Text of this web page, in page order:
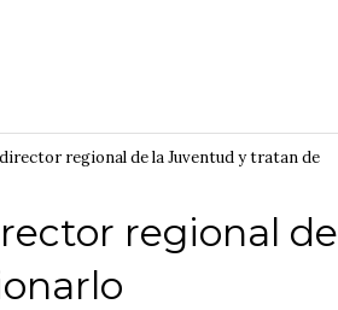
regional de la Juventud y tratan de
regional de